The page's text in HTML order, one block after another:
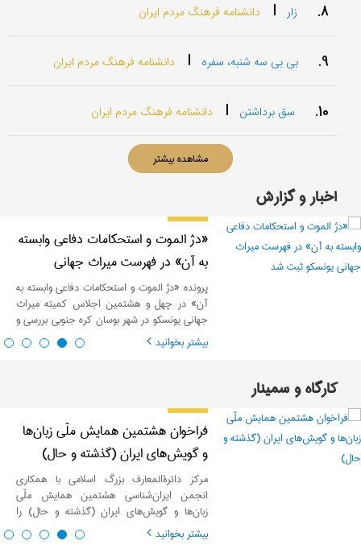
8. زار | دانشنامه فرهنگ مردم ایران
9. بی بی سه شنبه، سفره | دانشنامه فرهنگ مردم ایران
10. سق برداشتن | دانشنامه فرهنگ مردم ایران
مشاهده بیشتر
اخبار و گزارش
«دژ الموت و استحکامات دفاعی وابسته
به آن» در فهرست میراث جهانی
یونسکو ثبت شد
پرونده «دژ الموت و استحکامات دفاعی وابسته به
آن» در چهل و هشتمین اجلاس کمیته میراث
جهانی یونسکو در شهر بوسان کره جنوبی بررسی و
به عنوان سی‌امین اثر جهانی ایران ثبت شد.
بیشتر بخوانید
کارگاه و سمینار
فراخوان هشتمین همایش ملّی زبان‌ها
و گویش‌های ایران (گذشته و حال)
مرکز دائرة‌المعارف بزرگ اسلامی با همکاری
انجمن ایران‌شناسی هشتمین همایش ملّی
زبان‌ها و گویش‌های ایران (گذشته و حال) را
برگزار می‌کند.
بیشتر بخوانید